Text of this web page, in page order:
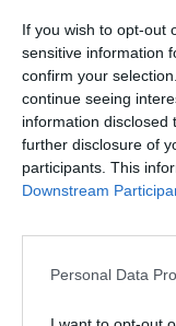
If you wish to opt-out
sensitive information
confirm your
continue seeing
information disclosed
further disclosure of
participants. This
Downstream
Personal Data